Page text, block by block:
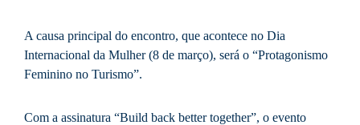
A causa principal do encontro, que acontece no Dia
Internacional da Mulher (8 de março), será o “Protagonismo
Feminino no Turismo”.
Com a assinatura “Build back better together”, o evento